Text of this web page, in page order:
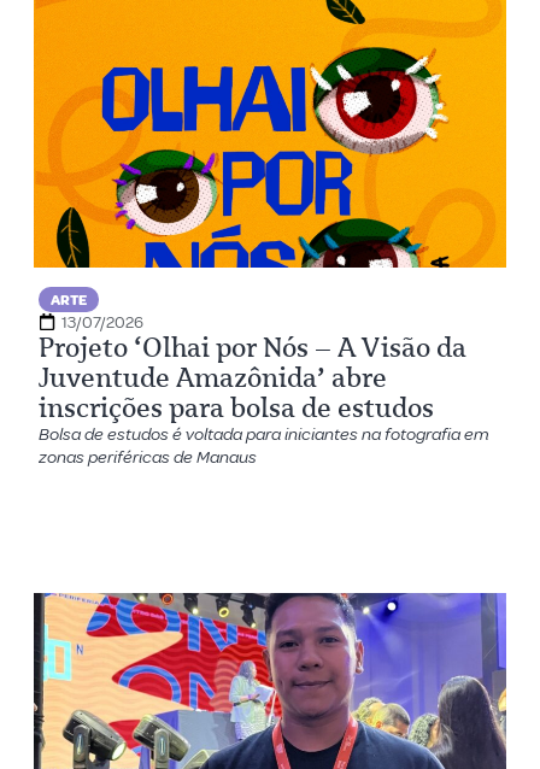
ARTE
13/07/2026
Projeto ‘Olhai por Nós – A Visão da
Juventude Amazônida’ abre
inscrições para bolsa de estudos
Bolsa de estudos é voltada para iniciantes na fotografia em
zonas periféricas de Manaus